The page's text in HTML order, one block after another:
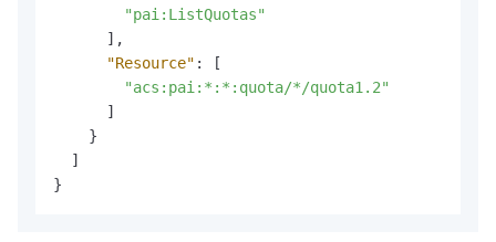
"pai:ListQuotas"
] ,
"Resource" :
[
"acs:pai:*:*:quota/*/quota1.2"
]
}
]
}